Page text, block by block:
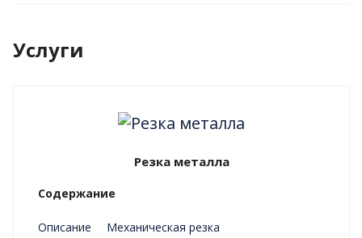
Услуги
Резка металла
Содержание
Описание
Механическая резка